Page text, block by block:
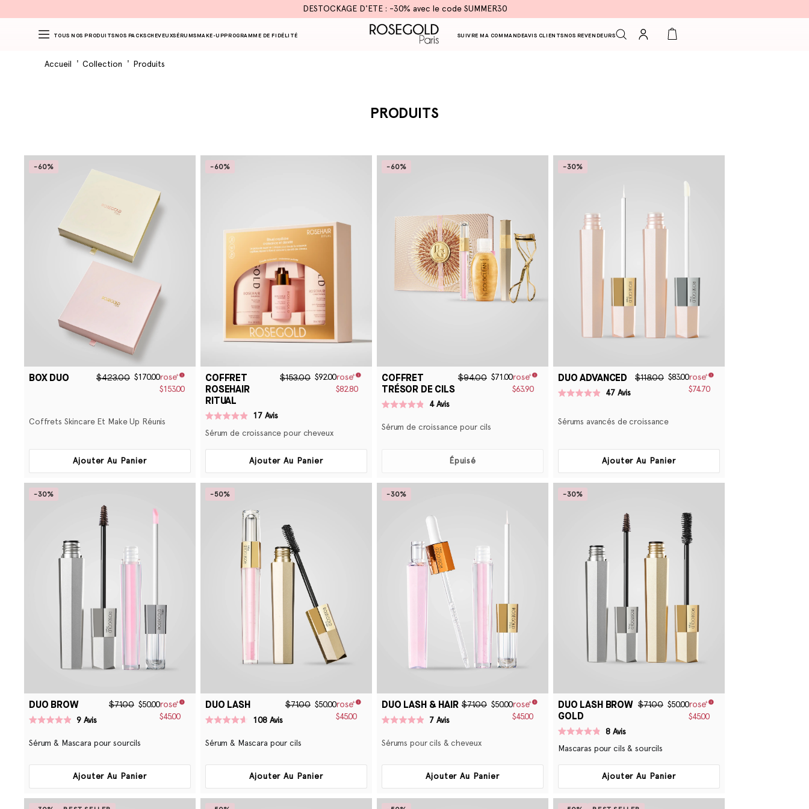
DESTOCKAGE D'ETE : -30% avec le code SUMMER30
TOUS NOS PRODUITSNOS PACKSCHEVEUXSÉRUMSMAKE-UPPROGRAMME DE FIDÉLITÉ SUIVRE MA COMMANDEAVIS CLIENTSNOS REVENDEURS Connexion Panier
Accueil Collection Produits
C
PRODUITS
-60%
BOX DUO $423.00 $170.00
$153.00
Coffrets Skincare Et Make Up Réunis
Ajouter Au Panier
-60%
COFFRET
ROSEHAIR
RITUAL
4.9
5
17 Avis
$153.00 $92.00
$82.80
Sérum de croissance pour cheveux
Ajouter Au Panier
-60%
COFFRET
TRÉSOR DE CILS
sur
4Avis
$94.00 $71.00
$63.90
Sérum de croissance pour cils
Épuisé
-30%
DUO ADVANCED
sur
5
47 Avis
$118.00 $83.00
$74.70
Sérums avancés de croissance
Ajouter Au Panier
-30%
DUO BROW
sur
9 Avis
$71.00 $50.00
$45.00
Sérum & Mascara pour sourcils
Ajouter Au Panier
-50%
DUO LASH
sur
108 Avis
$71.00 $50.00
$45.00
Sérum & Mascara pour cils
Ajouter Au Panier
-30%
DUO LASH & HAIR
sur
7 Avis
$71.00 $50.00
$45.00
Sérums pour cils & cheveux
Ajouter Au Panier
-30%
DUO LASH BROW
GOLD
4.8
5
8 Avis
$71.00 $50.00
$45.00
Mascaras pour cils & sourcils
Ajouter Au Panier